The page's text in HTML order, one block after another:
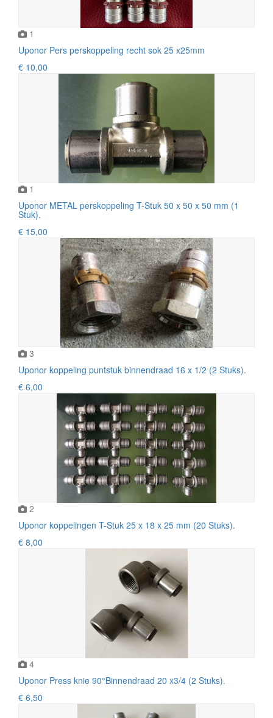
1
Uponor Pers perskoppeling recht sok 25 x25mm
€ 10,00
1
Uponor METAL perskoppeling T-Stuk 50 x 50 x 50 mm (1
Stuk).
€ 15,00
3
Uponor koppeling puntstuk binnendraad 16 x 1/2 (2 Stuks).
€ 6,00
2
Uponor koppelingen T-Stuk 25 x 18 x 25 mm (20 Stuks).
€ 8,00
4
Uponor Press knie 90°Binnendraad 20 x3/4 (2 Stuks).
€ 6,50